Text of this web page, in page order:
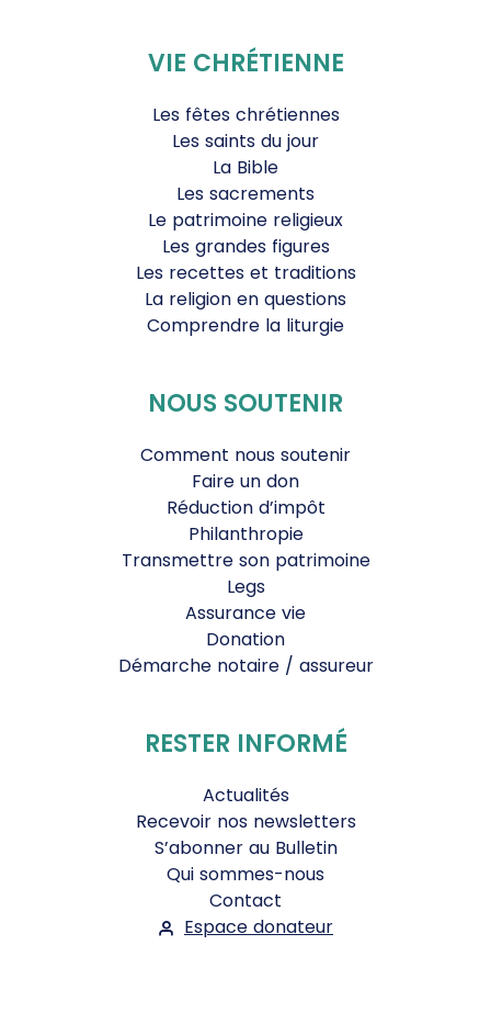
VIE CHRÉTIENNE
Les fêtes chrétiennes
Les saints du jour
La Bible
Les sacrements
Le patrimoine religieux
Les grandes figures
Les recettes et traditions
La religion en questions
Comprendre la liturgie
NOUS SOUTENIR
Comment nous soutenir
Faire un don
Réduction d’impôt
Philanthropie
Transmettre son patrimoine
Legs
Assurance vie
Donation
Démarche notaire / assureur
RESTER INFORMÉ
Actualités
Recevoir nos newsletters
S’abonner au Bulletin
Qui sommes-nous
Contact
Espace donateur